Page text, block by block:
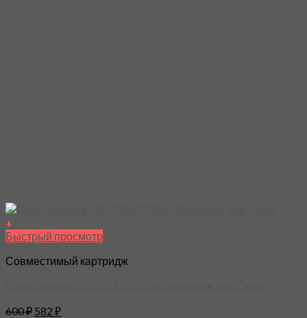
+
Быстрый просмотр
Совместимый картридж
600₽ 582 ₽